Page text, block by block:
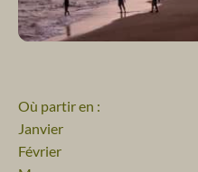
Où partir en :
Janvier
Février